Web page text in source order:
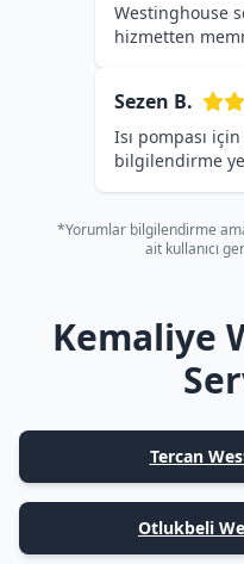
Westinghouse
hizmetten
Sezen B.
Isı pompası için
bilgilendirme
*Yorumlar bilgilendirme
ait kullanıcı
Kemaliye
Tercan
Otlukbeli